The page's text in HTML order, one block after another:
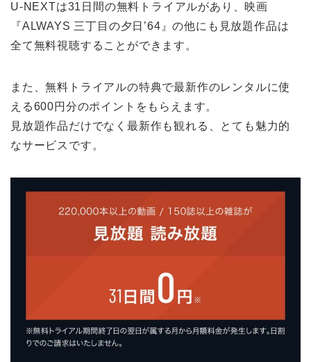
U-NEXTは31日間の無料トライアルがあり、映画
『ALWAYS 三丁目の夕日’64』の他にも見放題作品は
全て無料視聴することができます。
また、無料トライアルの特典で最新作のレンタルに使
える600円分のポイントをもらえます。
見放題作品だけでなく最新作も観れる、とても魅力的
なサービスです。